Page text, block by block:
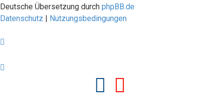
Deutsche Übersetzung durch phpBB.de
Datenschutz | Nutzungsbedingungen